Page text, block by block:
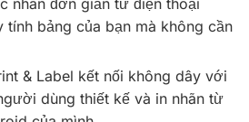
nhãn đơn giản từ điện thoại
tính bảng của bạn mà không cần
& Label kết nối không dây với
dùng thiết kế và in nhãn từ